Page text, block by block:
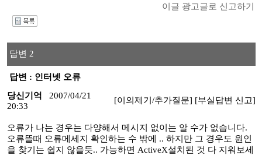
이글 광고글로 신고하기
답변 2
답변 : 인터넷 오류
당신기억
2007/04/21
20:33
[이의제기/추가질문] [부실답변 신고]
오류가 나는 경우는 다양해서 메시지 없이는 알 수가 없습니다.
오류뜰때 오류메세지 확인하는 수 밖에 .. 하지만 그 경우도 원인
을 찾기는 쉽지 않을듯.. 가능하면 ActiveX설치된 것 다 지워보세